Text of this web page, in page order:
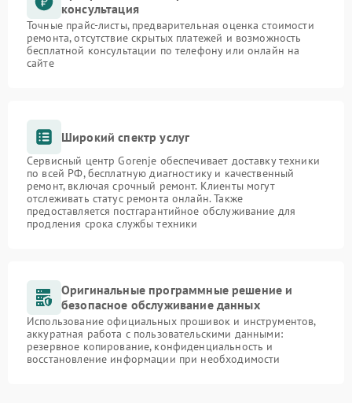
консультация
Точные прайс-листы, предварительная оценка стоимости
ремонта, отсутствие скрытых платежей и возможность
бесплатной консультации по телефону или онлайн на
сайте
Широкий спектр услуг
Сервисный центр Gorenje обеспечивает доставку техники
по всей РФ, бесплатную диагностику и качественный
ремонт, включая срочный ремонт. Клиенты могут
отслеживать статус ремонта онлайн. Также
предоставляется постгарантийное обслуживание для
продления срока службы техники
Оригинальные программные решение и
безопасное обслуживание данных
Использование официальных прошивок и инструментов,
аккуратная работа с пользовательскими данными:
резервное копирование, конфиденциальность и
восстановление информации при необходимости